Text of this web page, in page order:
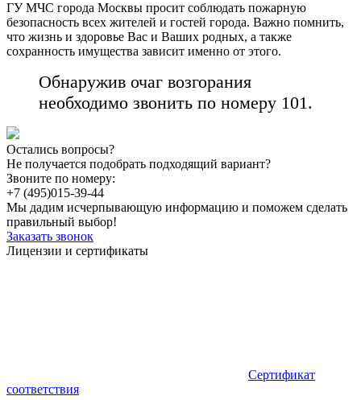
ГУ МЧС города Москвы просит соблюдать пожарную
безопасность всех жителей и гостей города. Важно помнить,
что жизнь и здоровье Вас и Ваших родных, а также
сохранность имущества зависит именно от этого.
Обнаружив очаг возгорания
необходимо звонить по номеру 101.
Остались вопросы?
Не получается подобрать подходящий вариант?
Звоните по номеру:
+7 (495)015-39-44
Мы дадим исчерпывающую информацию и поможем сделать
правильный выбор!
Заказать звонок
Лицензии и сертификаты
Сертификат
соответствия